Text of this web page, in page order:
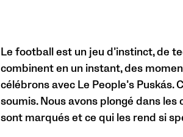
Le football est un jeu d’instinct, de
combinent en un instant, des
célébrons avec Le People’s
soumis. Nous avons plongé dans
sont marqués et ce qui les rend si